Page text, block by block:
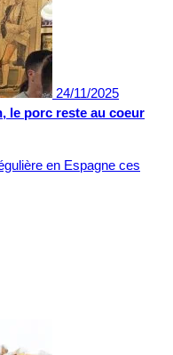
24/11/2025
le porc reste au coeur
en Espagne ces